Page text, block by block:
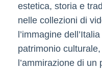
estetica, storia e
nelle collezioni di
l’immagine
patrimonio
l’ammirazione di un